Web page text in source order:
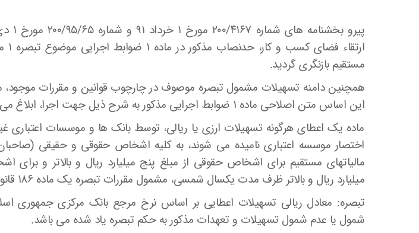
مستقیم بازنگری گردید.
همچنین دامنه تسهیلات مشمول تبصره موصوف در چارچوب قوانین و مقررات موجود،
این اساس متن اصلاحی ماده ۱ ضوابط اجرایی مذکور به شرح ذیل جهت اجرا، ابلاغ می گردد:
ماده یک اعطای هرگونه تسهیلات ارزی یا ریالی، توسط بانک ها و موسسات اعتباری
اختصار موسسه اعتباری نامیده می شوند، به کلیه اشخاص حقوقی و حقیقی
مالیاتهای مستقیم برای اشخاص حقوقی از مبلغ پنج میلیارد ریال و بالاتر و برای
میلیارد ریال و بالاتر ظرف مدت یکسال شمسی، مشمول مقررات تبصره یک ماده ۱۸۶ قانون مذکور می باشد.
تبصره: معادل ریالی تسهیلات اعطایی بر اساس نرخ مرجع بانک مرکزی جمهوری
شمول یا عدم شمول تسهیلات و تعهدات مذکور به حکم تبصره یاد شده می باشد.